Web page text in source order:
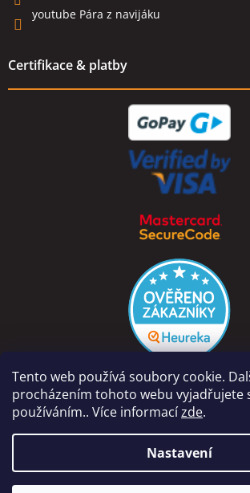
Tento web používá soubory cookie.
procházením tohoto webu vyjadřujete
používáním.. Více informacízde.
Nastavení
youtube Pára z navijáku
Certifikace & platby
Copyright 2026PÁRA Z NAVIJÁKU -